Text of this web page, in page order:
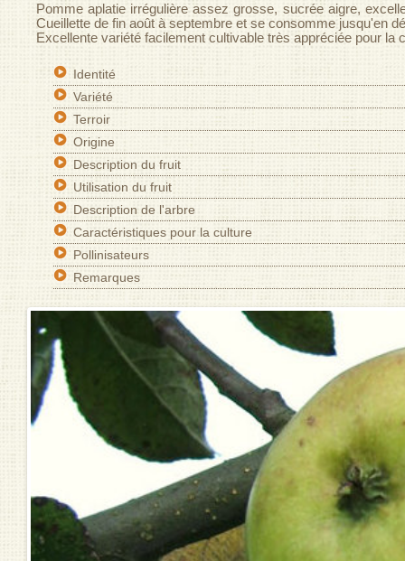
Pomme aplatie irrégulière assez grosse, sucrée aigre,
Cueillette de fin août à septembre et se consomme jusqu'en
Excellente variété facilement cultivable très appréciée pour
Identité
Variété
Terroir
Origine
Description du fruit
Utilisation du fruit
Description de l'arbre
Caractéristiques pour la culture
Pollinisateurs
Remarques